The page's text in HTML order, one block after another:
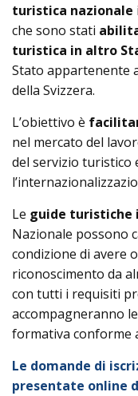
turistica nazionale
che sono stati
turistica in altro
Stato appartenente
della Svizzera.
L’obiettivo è
nel mercato del
del servizio turistico
Le guide turistiche
Nazionale possono
condizione di avere
riconoscimento da
con tutti i requisiti
accompagneranno
formativa conforme
Le domande di
presentate online